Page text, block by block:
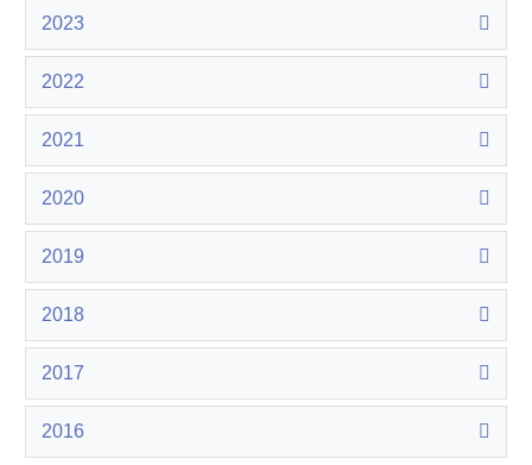
2023
2022
2021
2020
2019
2018
2017
2016